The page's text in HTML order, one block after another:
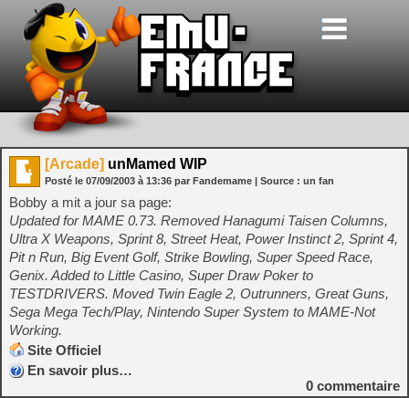
[Arcade] unMamed WIP
Posté le 07/09/2003 à 13:36 par Fandemame | Source : un fan
Bobby a mit a jour sa page:
Updated for MAME 0.73. Removed Hanagumi Taisen Columns,
Ultra X Weapons, Sprint 8, Street Heat, Power Instinct 2, Sprint 4,
Pit n Run, Big Event Golf, Strike Bowling, Super Speed Race,
Genix. Added to Little Casino, Super Draw Poker to
TESTDRIVERS. Moved Twin Eagle 2, Outrunners, Great Guns,
Sega Mega Tech/Play, Nintendo Super System to MAME-Not
Working.
Site Officiel
En savoir plus…
0 commentaire